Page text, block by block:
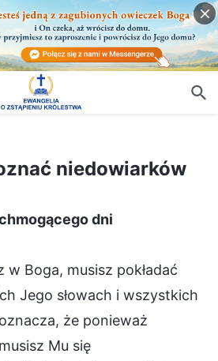
niedowiarków
dni
w Boga, musisz pokładać
Jego słowach i wszystkich
że ponieważ
Mu się